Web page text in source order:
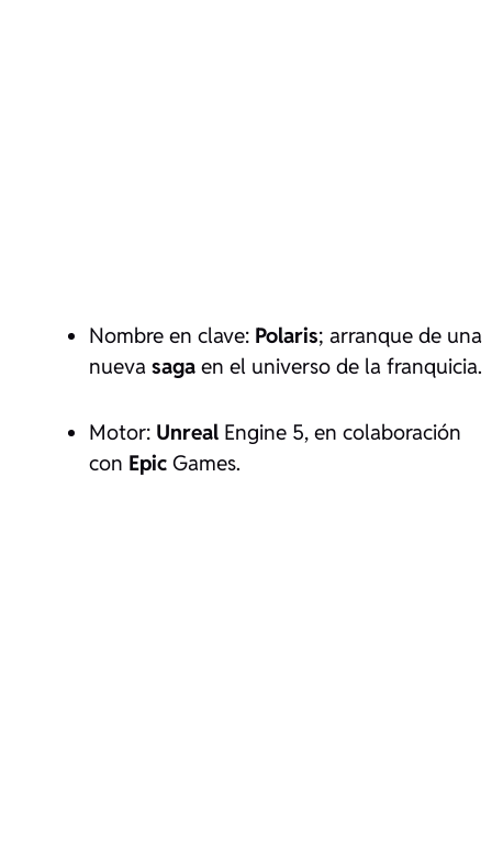
Nombre en clave: Polaris; arranque de una
nueva saga en el universo de la franquicia.
Motor: Unreal Engine 5, en colaboración
con Epic Games.